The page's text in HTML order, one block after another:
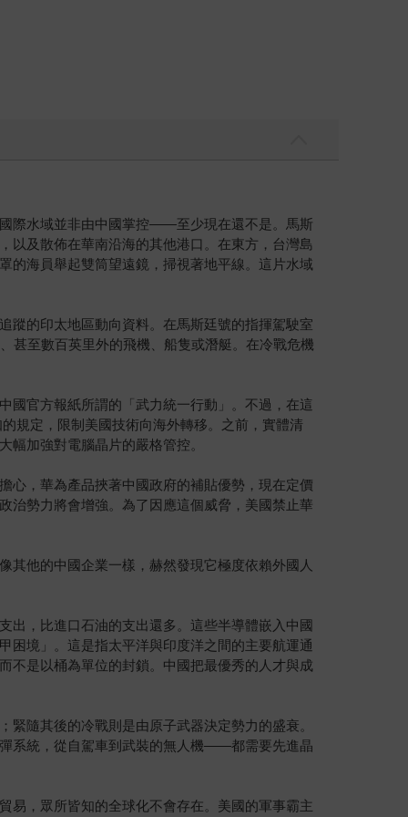
際水域並非由中國掌控——至少現在還不是。馬斯
以及散佈在華南沿海的其他港口。在東方，台灣島
的海員舉起雙筒望遠鏡，掃視著地平線。這片水域
蹤的印太地區動向資料。在馬斯廷號的指揮駕駛室
甚至數百英里外的飛機、船隻或潛艇。在冷戰危機
國官方報紙所謂的「武力統一行動」。不過，在這
規定，限制美國技術向海外轉移。之前，實體清
加強對電腦晶片的嚴格管控。
心，華為產品挾著中國政府的補貼優勢，現在定價
治勢力將會增強。為了因應這個威脅，美國禁止華
其他的中國企業一樣，赫然發現它極度依賴外國人
出，比進口石油的支出還多。這些半導體嵌入中國
困境」。這是指太平洋與印度洋之間的主要航運通
不是以桶為單位的封鎖。中國把最優秀的人才與成
隨其後的冷戰則是由原子武器決定勢力的盛衰。
系統，從自駕車到武裝的無人機——都需要先進晶
易，眾所皆知的全球化不會存在。美國的軍事霸主